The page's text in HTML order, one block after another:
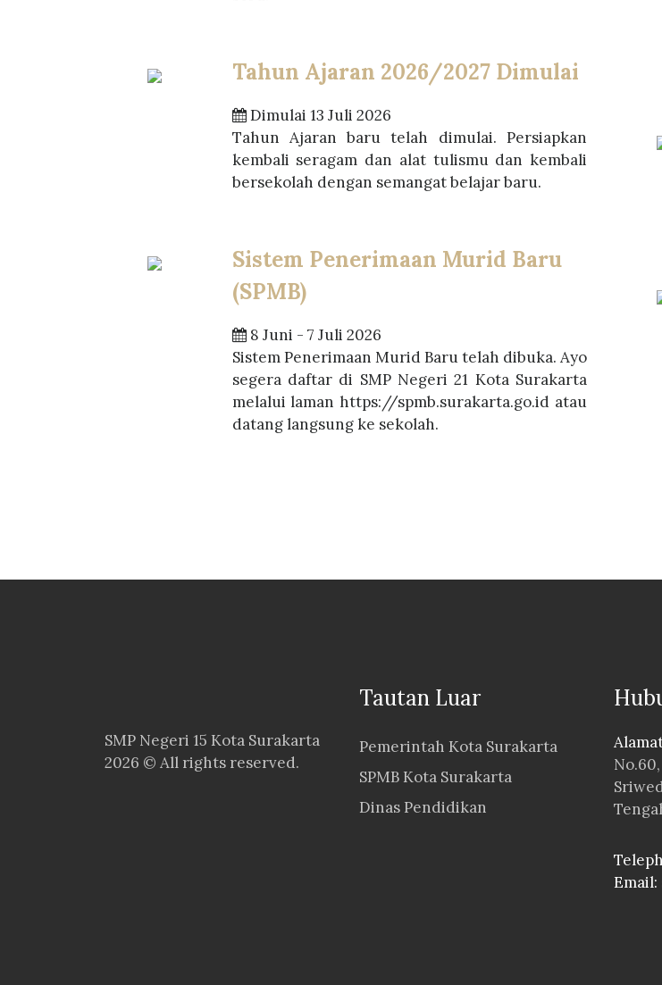
Tahun Ajaran 2026/2027 Dimulai
Dimulai 13 Juli 2026
Tahun Ajaran baru telah dimulai. Persiapkan
kembali seragam dan alat tulismu dan kembali
bersekolah dengan semangat belajar baru.
Sistem Penerimaan Murid Baru
(SPMB)
8 Juni - 7 Juli 2026
Sistem Penerimaan Murid Baru telah dibuka. Ayo
segera daftar di SMP Negeri 21 Kota Surakarta
melalui laman https://spmb.surakarta.go.id atau
datang langsung ke sekolah.
SMP Negeri 15 Kota Surakarta
2026 © All rights reserved.
Tautan Luar
Pemerintah Kota Surakarta
SPMB Kota Surakarta
Dinas Pendidikan
Email: